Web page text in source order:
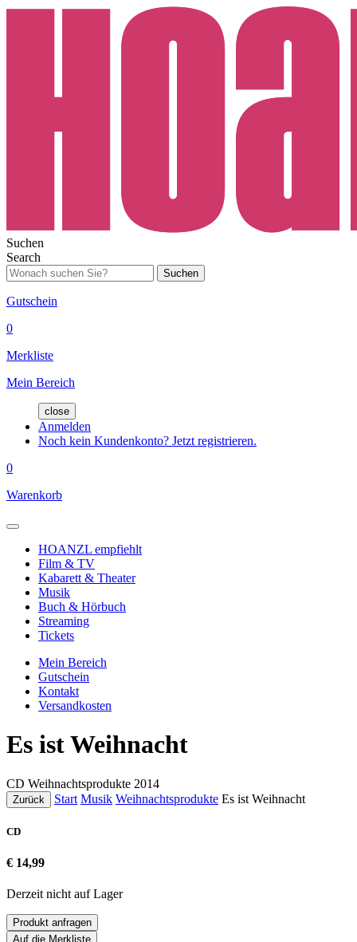
Suchen
Search
Suchen
Gutschein
0
Merkliste
Mein Bereich
close
Anmelden
Noch kein Kundenkonto? Jetzt registrieren.
0
Warenkorb
HOANZL empfiehlt
Film & TV
Kabarett & Theater
Musik
Buch & Hörbuch
Streaming
Tickets
Mein Bereich
Gutschein
Kontakt
Versandkosten
Es ist Weihnacht
CD Weihnachtsprodukte 2014
Zurück Start Musik Weihnachtsprodukte Es ist Weihnacht
CD
€ 14,99
Derzeit nicht auf Lager
Produkt anfragen
Auf die Merkliste